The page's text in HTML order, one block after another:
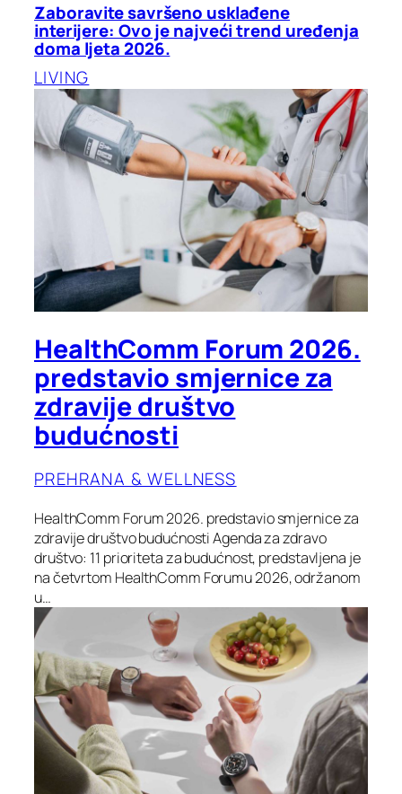
Zaboravite savršeno usklađene
interijere: Ovo je najveći trend uređenja
doma ljeta 2026.
LIVING
HealthComm Forum 2026.
predstavio smjernice za
zdravije društvo
budućnosti
PREHRANA & WELLNESS
HealthComm Forum 2026. predstavio smjernice za
zdravije društvo budućnosti Agenda za zdravo
društvo: 11 prioriteta za budućnost, predstavljena je
na četvrtom HealthComm Forumu 2026, održanom
u…